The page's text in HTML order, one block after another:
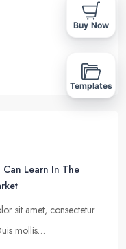
Can Learn In The
sit amet, consectetur
mollis…
Buy Now
Templates